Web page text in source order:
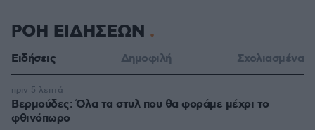
ΡΟΗ ΕΙΔΗΣΕΩΝ
Ειδήσεις Δημοφιλή Σχολιασμένα
Βερμούδες: Όλα τα στυλ που θα φοράμε μέχρι το
φθινόπωρο
πριν 5 λεπτά